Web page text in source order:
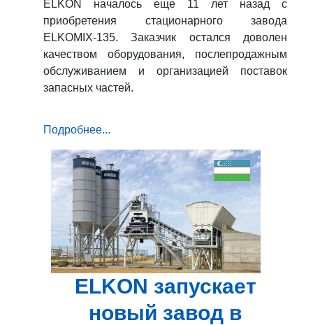
ELKON началось еще 11 лет назад с
приобретения стационарного завода
ELKOMIX-135. Заказчик остался доволен
качеством оборудования, послепродажным
обслуживанием и организацией поставок
запасных частей.
Подробнее...
ELKON запускает
новый завод в